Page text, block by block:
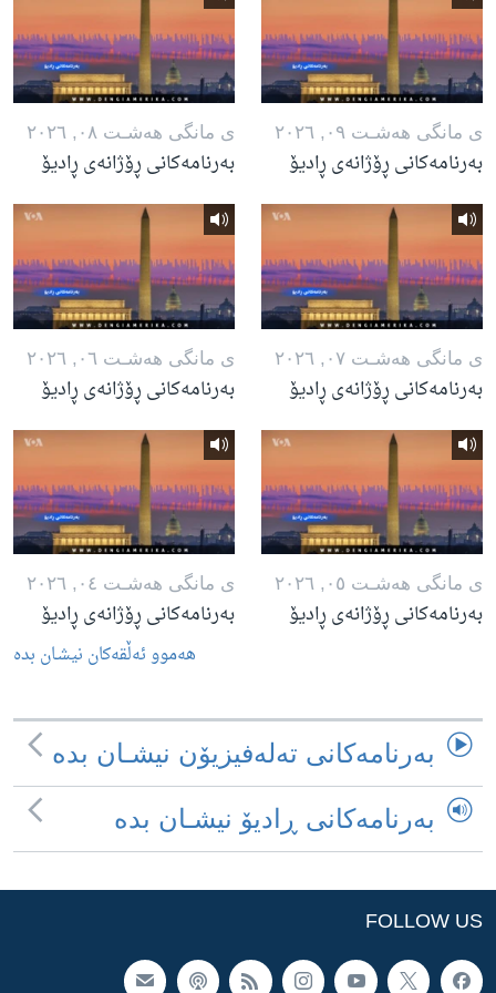
ی مانگی هه‌شـت ٠٩, ٢٠٢٦
بەرنامەکانی ڕۆژانەی ڕادیۆ
ی مانگی هه‌شـت ٠٨, ٢٠٢٦
بەرنامەکانی ڕۆژانەی ڕادیۆ
ی مانگی هه‌شـت ٠٧, ٢٠٢٦
بەرنامەکانی ڕۆژانەی ڕادیۆ
ی مانگی هه‌شـت ٠٦, ٢٠٢٦
بەرنامەکانی ڕۆژانەی ڕادیۆ
ی مانگی هه‌شـت ٠٥, ٢٠٢٦
بەرنامەکانی ڕۆژانەی ڕادیۆ
ی مانگی هه‌شـت ٠٤, ٢٠٢٦
بەرنامەکانی ڕۆژانەی ڕادیۆ
هه‌موو ئه‌ڵقه‌کان نیشـان بده‌
به‌رنامه‌کانی ته‌له‌فیزیۆن نیشـان بده‌
به‌رنامه‌کانی ڕادیۆ نیشـان بده‌
FOLLOW US